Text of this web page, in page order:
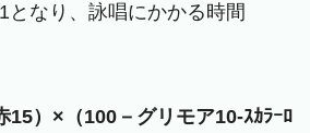
となり、詠唱にかかる時間
15）×（100－グリモア10-ｽｶﾗｰﾛ